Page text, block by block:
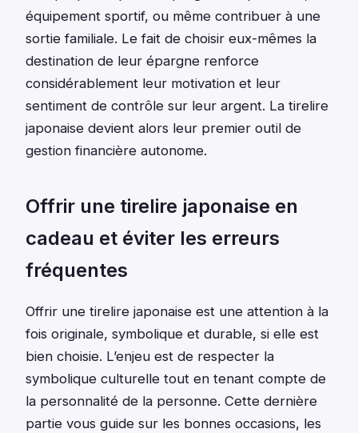
équipement sportif, ou même contribuer à une
sortie familiale. Le fait de choisir eux-mêmes la
destination de leur épargne renforce
considérablement leur motivation et leur
sentiment de contrôle sur leur argent. La tirelire
japonaise devient alors leur premier outil de
gestion financière autonome.
Offrir une tirelire japonaise en
cadeau et éviter les erreurs
fréquentes
Offrir une tirelire japonaise est une attention à la
fois originale, symbolique et durable, si elle est
bien choisie. L’enjeu est de respecter la
symbolique culturelle tout en tenant compte de
la personnalité de la personne. Cette dernière
partie vous guide sur les bonnes occasions, les